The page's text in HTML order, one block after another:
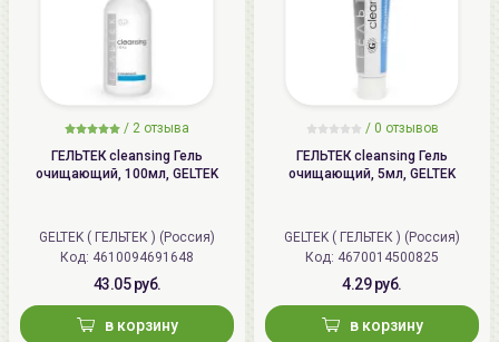
/ 2 отзыва
ГЕЛЬТЕК cleansing Гель
очищающий, 100мл, GELTEK
GELTEK ( ГЕЛЬТЕК ) (Россия)
Код: 4610094691648
43.05 руб.
в корзину
/ 0 отзывов
ГЕЛЬТЕК cleansing Гель
очищающий, 5мл, GELTEK
GELTEK ( ГЕЛЬТЕК ) (Россия)
Код: 4670014500825
4.29 руб.
в корзину